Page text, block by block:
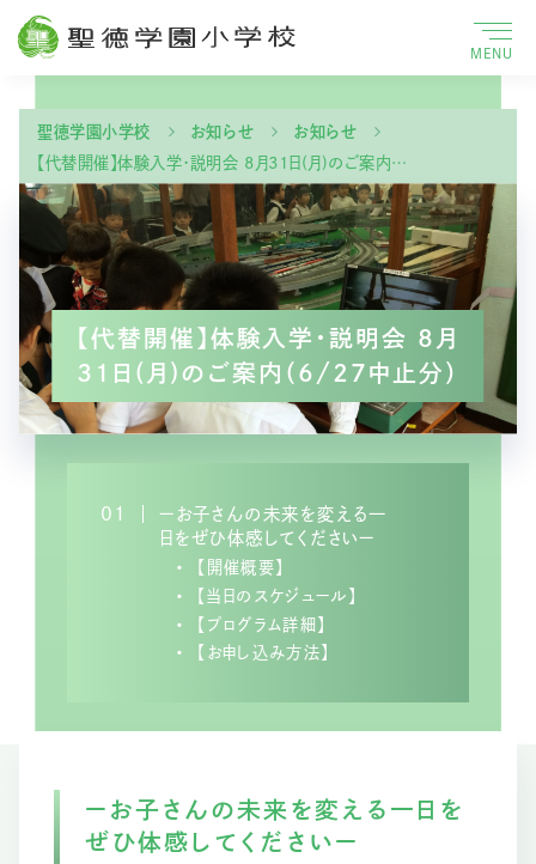
MENU
聖徳学園小学校 お知らせ
お知らせ
【代替開催】体験入学・説明会 8月31日(月)のご案内…
【代替開催】体験入学・説明会 8月
31日(月)のご案内（6/27中止分）
01
ーお子さんの未来を変える一
日をぜひ体感してくださいー
【開催概要】
【当日のスケジュール】
【プログラム詳細】
【お申し込み方法】
ーお子さんの未来を変える一日を
ぜひ体感してくださいー